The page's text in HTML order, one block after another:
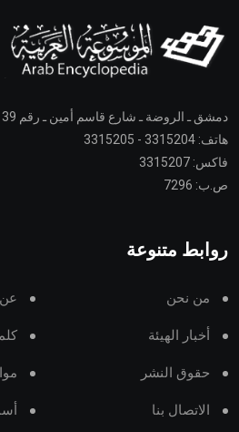
دمشق ـ الروضة ـ شارع قاسم أمين ـ رقم 39
هاتف: 3315204 - 3315205
فاكس: 3315207
ص.ب: 7296
روابط متنوعة
من نحن عن
أخبار الهيئة
حقوق النشر
الاتصال بنا